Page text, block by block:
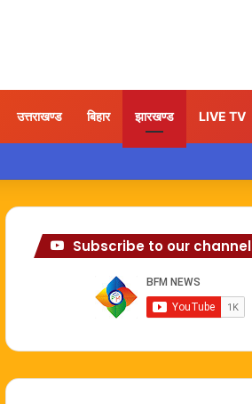
उत्तराखण्ड बिहार झारखण्ड LIVE TV
Subscribe to our channel